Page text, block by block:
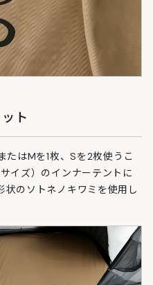
ト
たはMを1枚、Sを2枚使うこ
イズ）のインナーテントに
のソトネノキワミを使用し